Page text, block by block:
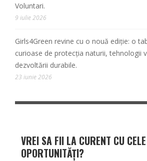
Voluntari.
9 iulie 2026
Girls4Green revine cu o nouă ediție: o
curioase de protecția naturii, tehnologii
dezvoltării durabile.
23 iunie 2026
VREI SA FII LA CURENT CU
OPORTUNITĂȚI?